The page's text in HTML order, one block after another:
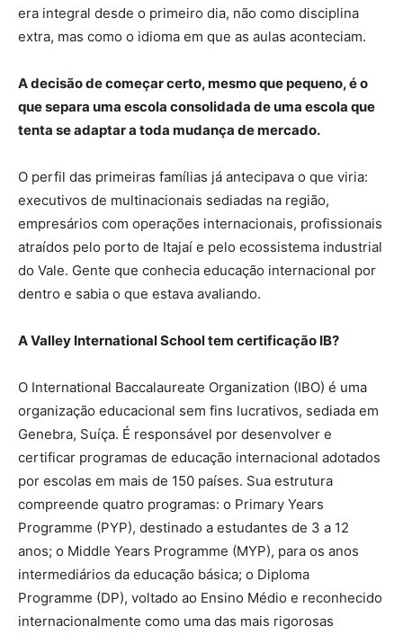
era integral desde o primeiro dia, não como disciplina
extra, mas como o idioma em que as aulas aconteciam.
A decisão de começar certo, mesmo que pequeno, é o
que separa uma escola consolidada de uma escola que
tenta se adaptar a toda mudança de mercado.
O perfil das primeiras famílias já antecipava o que viria:
executivos de multinacionais sediadas na região,
empresários com operações internacionais, profissionais
atraídos pelo porto de Itajaí e pelo ecossistema industrial
do Vale. Gente que conhecia educação internacional por
dentro e sabia o que estava avaliando.
A Valley International School tem certificação IB?
O International Baccalaureate Organization (IBO) é uma
organização educacional sem fins lucrativos, sediada em
Genebra, Suíça. É responsável por desenvolver e
certificar programas de educação internacional adotados
por escolas em mais de 150 países. Sua estrutura
compreende quatro programas: o Primary Years
Programme (PYP), destinado a estudantes de 3 a 12
anos; o Middle Years Programme (MYP), para os anos
intermediários da educação básica; o Diploma
Programme (DP), voltado ao Ensino Médio e reconhecido
internacionalmente como uma das mais rigorosas